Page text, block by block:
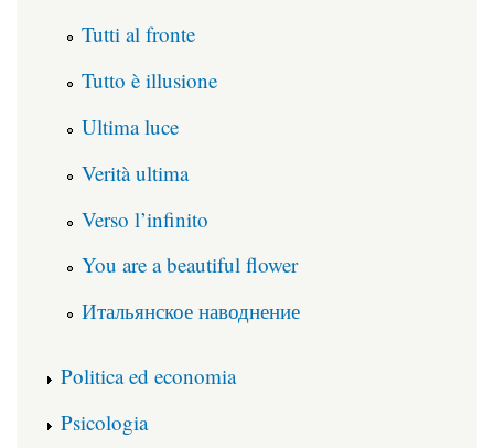
Tutti al fronte
Tutto è illusione
Ultima luce
Verità ultima
Verso l’infinito
You are a beautiful flower
Итальянское наводнение
Politica ed economia
Psicologia